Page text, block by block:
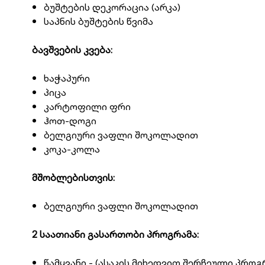
ბუშტების დეკორაცია (არკა)
საპნის ბუშტების წვიმა
ბავშვების კვება:
ხაჭაპური
პიცა
კარტოფილი ფრი
ჰოთ-დოგი
ბელგიური ვაფლი შოკოლადით
კოკა-კოლა
მშობლებისთვის:
ბელგიური ვაფლი შოკოლადით
2 საათიანი გასართობი პროგრამა: